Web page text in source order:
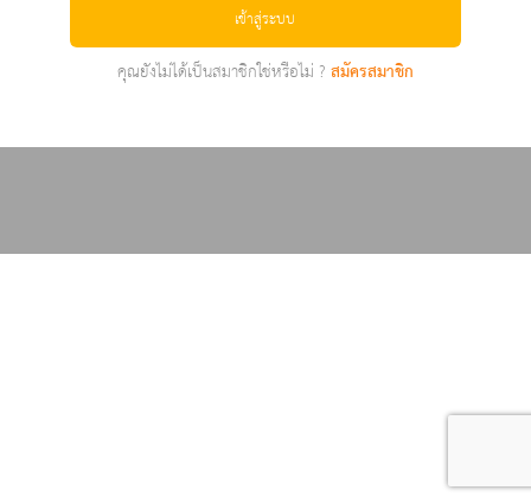
เข้าสู่ระบบ
คุณยังไม่ได้เป็นสมาชิกใช่หรือไม่ ?สมัครสมาชิก